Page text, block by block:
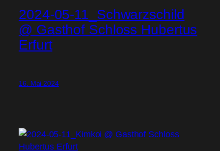
2024-05-11_Schwarzschild
@ Gasthof Schloss Hubertus
Erfurt
16. Mai 2024